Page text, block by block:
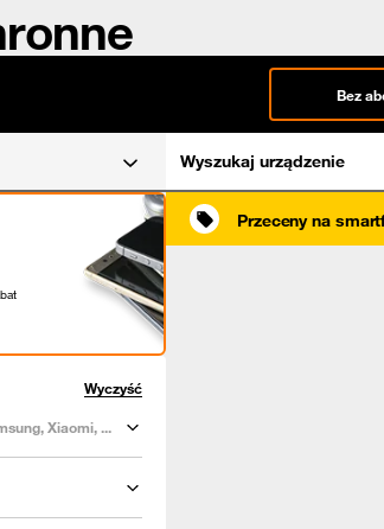
Bez
Wyszukaj urządzenie
Wyczyść
Xiaomi, ...
Przeceny na